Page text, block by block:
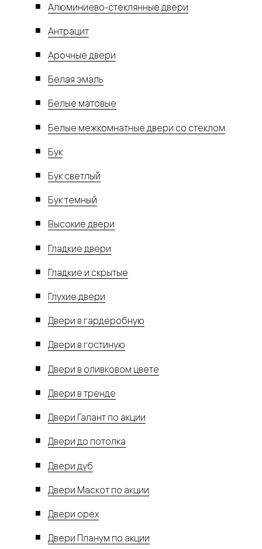
Алюминиево-стеклянные двери
Антрацит
Арочные двери
Белая эмаль
Белые матовые
Белые межкомнатные двери со стеклом
Бук
Бук светлый
Бук темный
Высокие двери
Гладкие двери
Гладкие и скрытые
Глухие двери
Двери в гардеробную
Двери в гостиную
Двери в оливковом цвете
Двери в тренде
Двери Галант по акции
Двери до потолка
Двери дуб
Двери Маскот по акции
Двери орех
Двери Планум по акции